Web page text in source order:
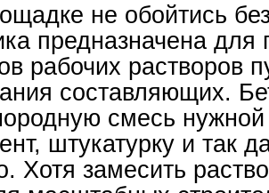
не обойтись
предназначена для
рабочих растворов
составляющих.
смесь нужной
штукатурку и так
Хотя замесить